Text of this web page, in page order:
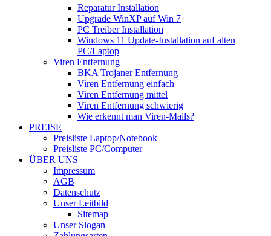
Reparatur Installation
Upgrade WinXP auf Win 7
PC Treiber Installation
Windows 11 Update-Installation auf alten
PC/Laptop
Viren Entfernung
BKA Trojaner Entfernung
Viren Entfernung einfach
Viren Entfernung mittel
Viren Entfernung schwierig
Wie erkennt man Viren-Mails?
PREISE
Preisliste Laptop/Notebook
Preisliste PC/Computer
ÜBER UNS
Impressum
AGB
Datenschutz
Unser Leitbild
Sitemap
Unser Slogan